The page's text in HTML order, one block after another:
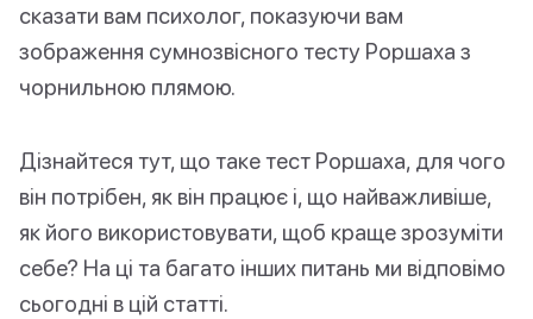
сказати вам психолог, показуючи вам
зображення сумнозвісного тесту Роршаха з
чорнильною плямою.
Дізнайтеся тут, що таке тест Роршаха, для чого
він потрібен, як він працює і, що найважливіше,
як його використовувати, щоб краще зрозуміти
себе? На ці та багато інших питань ми відповімо
сьогодні в цій статті.